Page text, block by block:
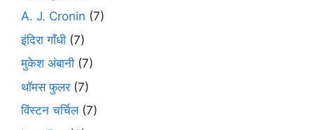
A. J. Cronin (7)
इंदिरा गाँधी (7)
मुकेश अंबानी (7)
थॉमस फुलर(7)
विंस्टन चर्चिल(7)